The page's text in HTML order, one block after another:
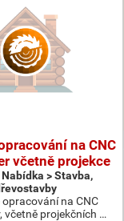
na CNC
včetně projekce
> Stavba,
na CNC
včetně projekčních …